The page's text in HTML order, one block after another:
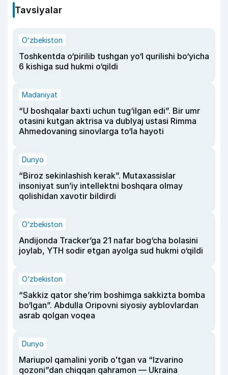
Tavsiyalar
O‘zbekiston
Toshkentda o‘pirilib tushgan yo‘l qurilishi bo‘yicha
6 kishiga sud hukmi o‘qildi
Madaniyat
“U boshqalar baxti uchun tug‘ilgan edi”. Bir umr
otasini kutgan aktrisa va dublyaj ustasi Rimma
Ahmedovaning sinovlarga to‘la hayoti
Dunyo
“Biroz sekinlashish kerak”. Mutaxassislar
insoniyat sun’iy intellektni boshqara olmay
qolishidan xavotir bildirdi
O‘zbekiston
Andijonda Tracker’ga 21 nafar bog‘cha bolasini
joylab, YTH sodir etgan ayolga sud hukmi o‘qildi
O‘zbekiston
“Sakkiz qator she’rim boshimga sakkizta bomba
bo‘lgan”. Abdulla Oripovni siyosiy ayblovlardan
asrab qolgan voqea
Dunyo
Mariupol qamalini yorib oʻtgan va “Izvarino
qozoni”dan chiqqan qahramon — Ukraina